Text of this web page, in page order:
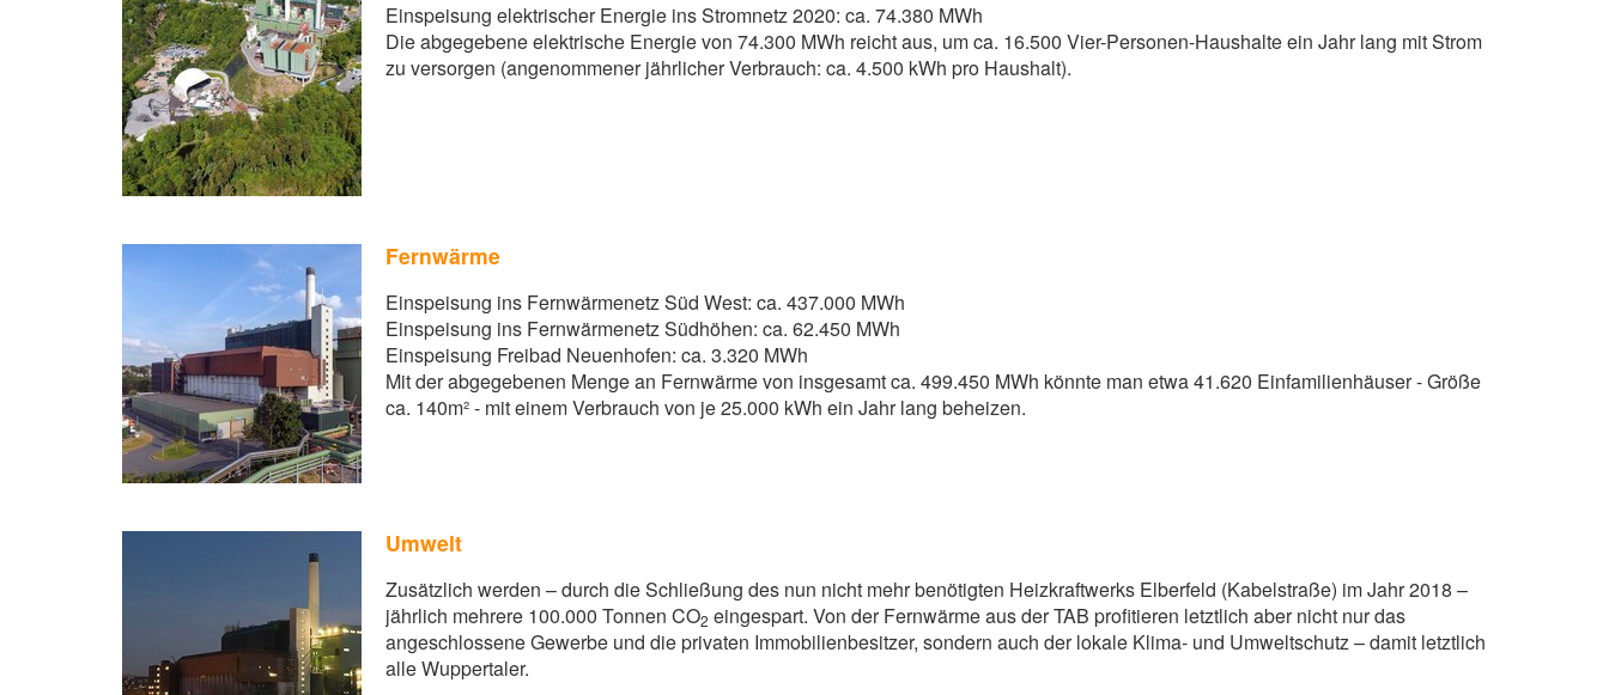
Einspeisung elektrischer Energie ins Stromnetz 2020: ca. 74.380 MWh
Die abgegebene elektrische Energie von 74.300 MWh reicht aus, um ca. 16.500 Vier-Personen-Haushalte ein Jahr lang mit Strom
zu versorgen (angenommener jährlicher Verbrauch: ca. 4.500 kWh pro Haushalt).
Fernwärme
Einspeisung ins Fernwärmenetz Süd West: ca. 437.000 MWh
Einspeisung ins Fernwärmenetz Südhöhen: ca. 62.450 MWh
Einspeisung Freibad Neuenhofen: ca. 3.320 MWh
Mit der abgegebenen Menge an Fernwärme von insgesamt ca. 499.450 MWh könnte man etwa 41.620 Einfamilienhäuser - Größe
ca. 140m² - mit einem Verbrauch von je 25.000 kWh ein Jahr lang beheizen.
Umwelt
Zusätzlich werden – durch die Schließung des nun nicht mehr benötigten Heizkraftwerks Elberfeld (Kabelstraße) im Jahr 2018 –
jährlich mehrere 100.000 Tonnen CO2 eingespart. Von der Fernwärme aus der TAB profitieren letztlich aber nicht nur das
angeschlossene Gewerbe und die privaten Immobilienbesitzer, sondern auch der lokale Klima- und Umweltschutz – damit letztlich
alle Wuppertaler.